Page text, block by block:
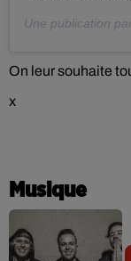
Une publication
On leur souhaite
x
Musique